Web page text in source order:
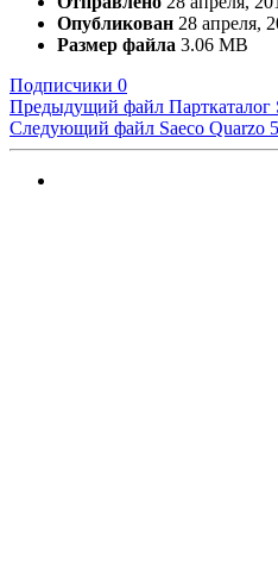
Опубликован 28 апреля,
Размер файла 3.06 MB
Подписчики 0
Предыдущий файл Парткаталог
Следующий файл Saeco Quarzo